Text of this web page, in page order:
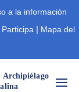
a la información
Participa | Mapa del
Archipiélago